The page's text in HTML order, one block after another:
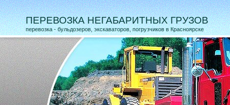
ПЕРЕВОЗКА НЕГАБАРИТНЫХ ГРУЗОВ
перевозка - бульдозеров, экскаваторов, погрузчиков в Красноярске